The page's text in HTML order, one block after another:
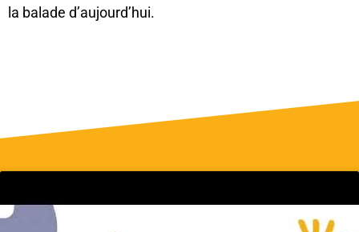
la balade d’aujourd’hui.